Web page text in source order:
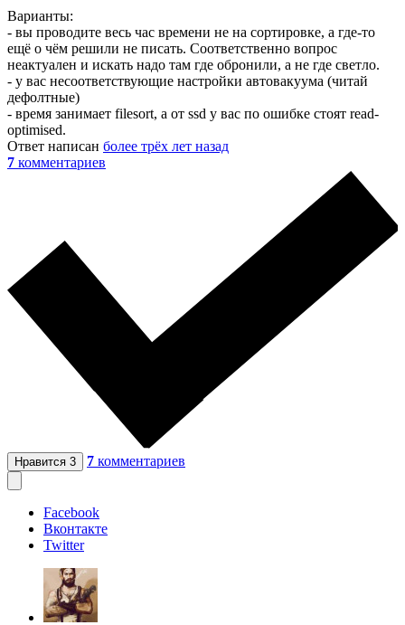
Варианты:
- вы проводите весь час времени не на сортировке, а где-то
ещё о чём решили не писать. Соответственно вопрос
неактуален и искать надо там где обронили, а не где светло.
- у вас несоответствующие настройки автовакуума (читай
дефолтные)
- время занимает filesort, а от ssd у вас по ошибке стоят read-
optimised.
Ответ написан более трёх лет назад
7 комментариев
Нравится 3 7 комментариев
Facebook
Вконтакте
Twitter